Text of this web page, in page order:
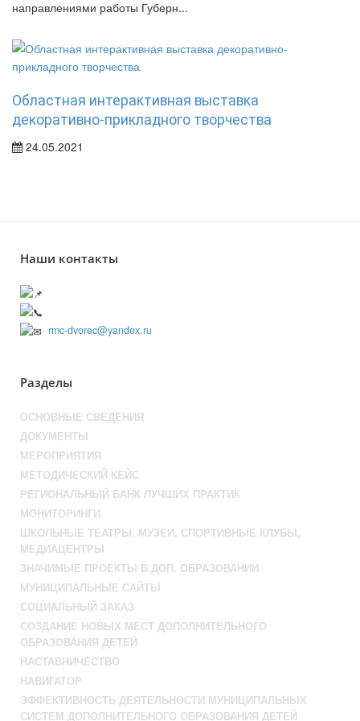
направлениями работы Губерн...
Областная интерактивная выставка
декоративно-прикладного творчества
24.05.2021
Наши контакты
rmc-dvorec@yandex.ru
Разделы
ОСНОВНЫЕ СВЕДЕНИЯ
ДОКУМЕНТЫ
МЕРОПРИЯТИЯ
МЕТОДИЧЕСКИЙ КЕЙС
РЕГИОНАЛЬНЫЙ БАНК ЛУЧШИХ ПРАКТИК
МОНИТОРИНГИ
ШКОЛЬНЫЕ ТЕАТРЫ, МУЗЕИ, СПОРТИВНЫЕ КЛУБЫ,
МЕДИАЦЕНТРЫ
ЗНАЧИМЫЕ ПРОЕКТЫ В ДОП. ОБРАЗОВАНИИ
МУНИЦИПАЛЬНЫЕ САЙТЫ
СОЦИАЛЬНЫЙ ЗАКАЗ
СОЗДАНИЕ НОВЫХ МЕСТ ДОПОЛНИТЕЛЬНОГО
ОБРАЗОВАНИЯ ДЕТЕЙ
НАСТАВНИЧЕСТВО
НАВИГАТОР
ЭФФЕКТИВНОСТЬ ДЕЯТЕЛЬНОСТИ МУНИЦИПАЛЬНЫХ
СИСТЕМ ДОПОЛНИТЕЛЬНОГО ОБРАЗОВАНИЯ ДЕТЕЙ